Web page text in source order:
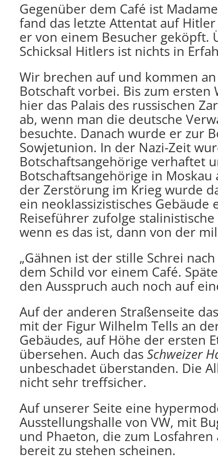
Gegenüber dem Café ist
fand das letzte Attentat auf
er von einem Besucher geköpft.
Schicksal Hitlers ist nichts in
Wir brechen auf und kommen
Botschaft vorbei. Bis zum ersten
hier das Palais des russischen
ab, wenn man die deutsche
besuchte. Danach wurde er zur
Sowjetunion. In der Nazi-Zeit
Botschaftsangehörige verhaftet
Botschaftsangehörige in Moskau
der Zerstörung im Krieg wurde
ein neoklassizistisches Gebäude
Reiseführer zufolge
wenn es das ist, dann von der
„Gähnen ist der stille Schrei
dem Schild vor einem Café.
den Ausspruch auch noch auf
Auf der anderen Straßenseite
mit der Figur Wilhelm Tells an
Gebäudes, auf Höhe der ersten
übersehen. Auch das Schweizer
unbeschadet überstanden. Die
nicht sehr treffsicher.
Auf unserer Seite eine
Ausstellungshalle von VW, mit
und Phaeton, die zum
bereit zu stehen scheinen.